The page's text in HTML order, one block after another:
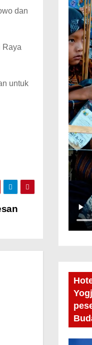
dan
Raya
untuk